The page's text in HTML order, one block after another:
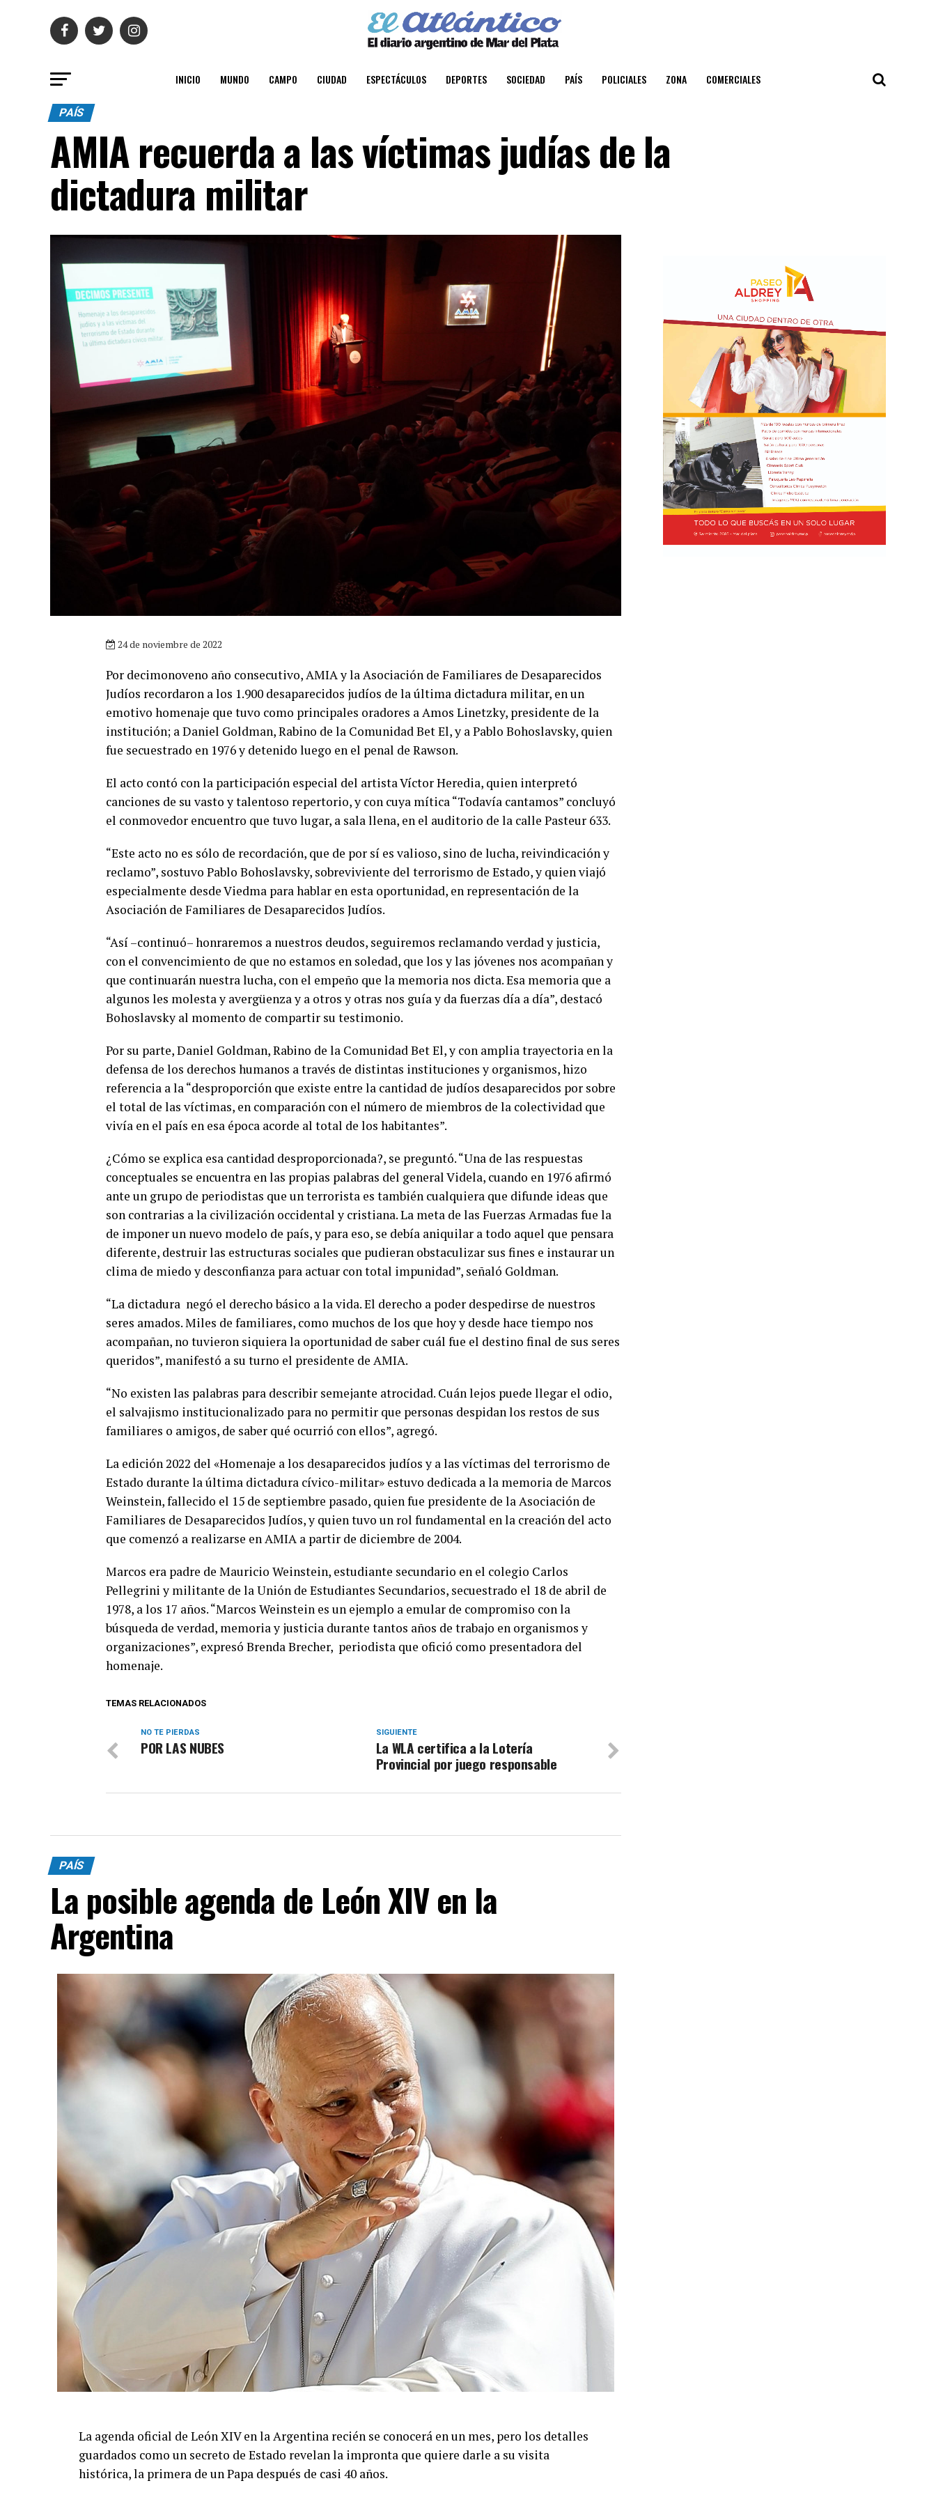
INICIO MUNDO CAMPO CIUDAD ESPECTÁCULOS DEPORTES SOCIEDAD PAÍS POLICIALES ZONA COMERCIALES
PAÍS
AMIA recuerda a las víctimas judías de la
dictadura militar
24 de noviembre de 2022
Por decimonoveno año consecutivo, AMIA y la Asociación de Familiares de Desaparecidos
Judíos recordaron a los 1.900 desaparecidos judíos de la última dictadura militar, en un
emotivo homenaje que tuvo como principales oradores a Amos Linetzky, presidente de la
institución; a Daniel Goldman, Rabino de la Comunidad Bet El, y a Pablo Bohoslavsky, quien
fue secuestrado en 1976 y detenido luego en el penal de Rawson.
El acto contó con la participación especial del artista Víctor Heredia, quien interpretó
canciones de su vasto y talentoso repertorio, y con cuya mítica “Todavía cantamos” concluyó
el conmovedor encuentro que tuvo lugar, a sala llena, en el auditorio de la calle Pasteur 633.
“Este acto no es sólo de recordación, que de por sí es valioso, sino de lucha, reivindicación y
reclamo”, sostuvo Pablo Bohoslavsky, sobreviviente del terrorismo de Estado, y quien viajó
especialmente desde Viedma para hablar en esta oportunidad, en representación de la
Asociación de Familiares de Desaparecidos Judíos.
“Así –continuó– honraremos a nuestros deudos, seguiremos reclamando verdad y justicia,
con el convencimiento de que no estamos en soledad, que los y las jóvenes nos acompañan y
que continuarán nuestra lucha, con el empeño que la memoria nos dicta. Esa memoria que a
algunos les molesta y avergüenza y a otros y otras nos guía y da fuerzas día a día”, destacó
Bohoslavsky al momento de compartir su testimonio.
Por su parte, Daniel Goldman, Rabino de la Comunidad Bet El, y con amplia trayectoria en la
defensa de los derechos humanos a través de distintas instituciones y organismos, hizo
referencia a la “desproporción que existe entre la cantidad de judíos desaparecidos por sobre
el total de las víctimas, en comparación con el número de miembros de la colectividad que
vivía en el país en esa época acorde al total de los habitantes”.
¿Cómo se explica esa cantidad desproporcionada?, se preguntó. “Una de las respuestas
conceptuales se encuentra en las propias palabras del general Videla, cuando en 1976 afirmó
ante un grupo de periodistas que un terrorista es también cualquiera que difunde ideas que
son contrarias a la civilización occidental y cristiana. La meta de las Fuerzas Armadas fue la
de imponer un nuevo modelo de país, y para eso, se debía aniquilar a todo aquel que pensara
diferente, destruir las estructuras sociales que pudieran obstaculizar sus fines e instaurar un
clima de miedo y desconfianza para actuar con total impunidad”, señaló Goldman.
“La dictadura negó el derecho básico a la vida. El derecho a poder despedirse de nuestros
seres amados. Miles de familiares, como muchos de los que hoy y desde hace tiempo nos
acompañan, no tuvieron siquiera la oportunidad de saber cuál fue el destino final de sus seres
queridos”, manifestó a su turno el presidente de AMIA.
“No existen las palabras para describir semejante atrocidad. Cuán lejos puede llegar el odio,
el salvajismo institucionalizado para no permitir que personas despidan los restos de sus
familiares o amigos, de saber qué ocurrió con ellos”, agregó.
La edición 2022 del «Homenaje a los desaparecidos judíos y a las víctimas del terrorismo de
Estado durante la última dictadura cívico-militar» estuvo dedicada a la memoria de Marcos
Weinstein, fallecido el 15 de septiembre pasado, quien fue presidente de la Asociación de
Familiares de Desaparecidos Judíos, y quien tuvo un rol fundamental en la creación del acto
que comenzó a realizarse en AMIA a partir de diciembre de 2004.
Marcos era padre de Mauricio Weinstein, estudiante secundario en el colegio Carlos
Pellegrini y militante de la Unión de Estudiantes Secundarios, secuestrado el 18 de abril de
1978, a los 17 años. “Marcos Weinstein es un ejemplo a emular de compromiso con la
búsqueda de verdad, memoria y justicia durante tantos años de trabajo en organismos y
organizaciones”, expresó Brenda Brecher, periodista que ofició como presentadora del
homenaje.
TEMAS RELACIONADOS
SIGUIENTE
La WLA certifica a la Lotería
Provincial por juego responsable
NO TE PIERDAS
POR LAS NUBES
PAÍS
La posible agenda de León XIV en la
Argentina
La agenda oficial de León XIV en la Argentina recién se conocerá en un mes, pero los detalles
guardados como un secreto de Estado revelan la impronta que quiere darle a su visita
histórica, la primera de un Papa después de casi 40 años.